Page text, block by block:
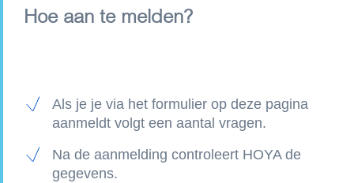
Hoe aan te melden?
Als je je via het formulier op deze pagina
aanmeldt volgt een aantal vragen.
Na de aanmelding controleert HOYA de
gegevens.